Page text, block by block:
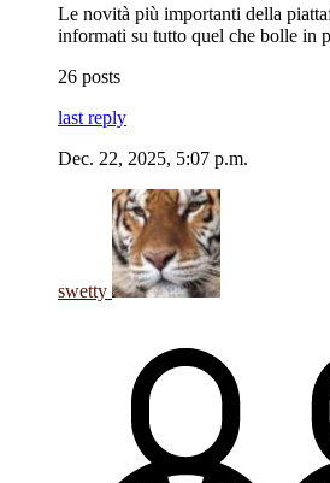
Le novità più importanti della
informati su tutto quel che bolle in
26 posts
last reply
Dec. 22, 2025, 5:07 p.m.
swetty